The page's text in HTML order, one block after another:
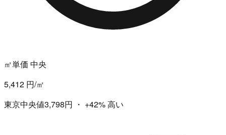
㎡単価 中央
5,412 円/㎡
東京中央値3,798円 ・ +42%高い